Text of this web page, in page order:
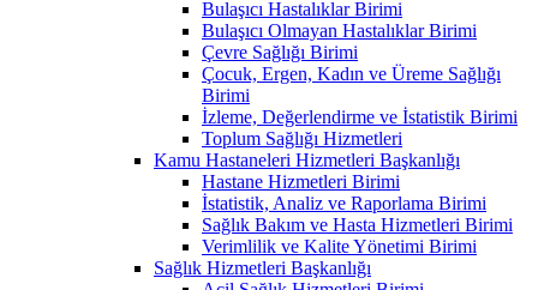
Bulaşıcı Hastalıklar Birimi
Bulaşıcı Olmayan Hastalıklar Birimi
Çevre Sağlığı Birimi
Çocuk, Ergen, Kadın ve Üreme Sağlığı
Birimi
İzleme, Değerlendirme ve İstatistik Birimi
Toplum Sağlığı Hizmetleri
Kamu Hastaneleri Hizmetleri Başkanlığı
Hastane Hizmetleri Birimi
İstatistik, Analiz ve Raporlama Birimi
Sağlık Bakım ve Hasta Hizmetleri Birimi
Verimlilik ve Kalite Yönetimi Birimi
Sağlık Hizmetleri Başkanlığı